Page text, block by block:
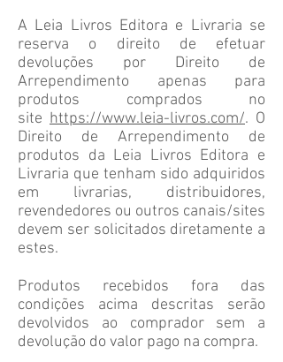
A Leia Livros Editora e Livraria se
reserva o direito de efetuar
devoluções por Direito de
Arrependimento apenas para
produtos comprados no
site https://www.leia-livros.com/. O
Direito de Arrependimento de
produtos da Leia Livros Editora e
Livraria que tenham sido adquiridos
em livrarias, distribuidores,
revendedores ou outros canais/sites
devem ser solicitados diretamente a
estes.
Produtos recebidos fora das
condições acima descritas serão
devolvidos ao comprador sem a
devolução do valor pago na compra.